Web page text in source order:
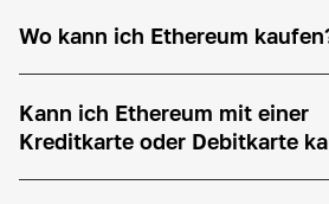
Wo kann ich Ethereum
Kann ich Ethereum mit einer
Kreditkarte oder Debitkarte